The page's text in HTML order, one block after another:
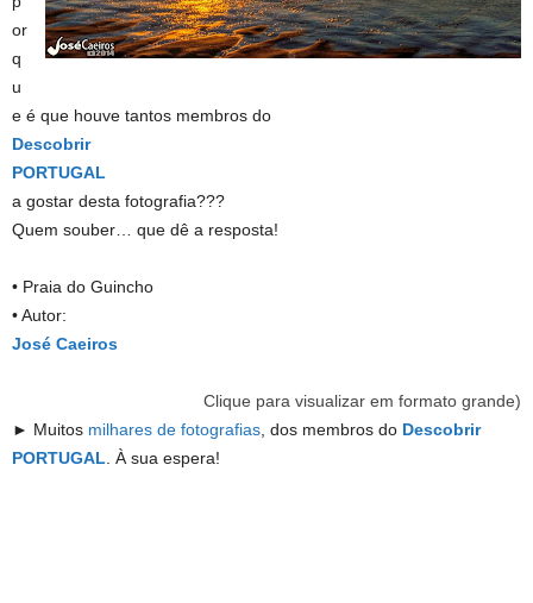
or
q
u
e é que houve tantos membros do
Descobrir
PORTUGAL
a gostar desta fotografia???
Quem souber… que dê a resposta!
• Praia do Guincho
• Autor:
José Caeiros
Clique para visualizar em formato grande)
► Muitos milhares de fotografias dos membros do Descobrir
PORTUGAL . À sua espera!